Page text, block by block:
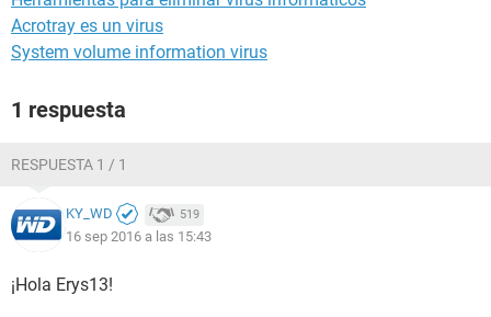
Acrotray es un virus
System volume information virus
1 respuesta
RESPUESTA 1 / 1
KY_WD 519
16 sep 2016 a las 15:43
¡Hola Erys13!